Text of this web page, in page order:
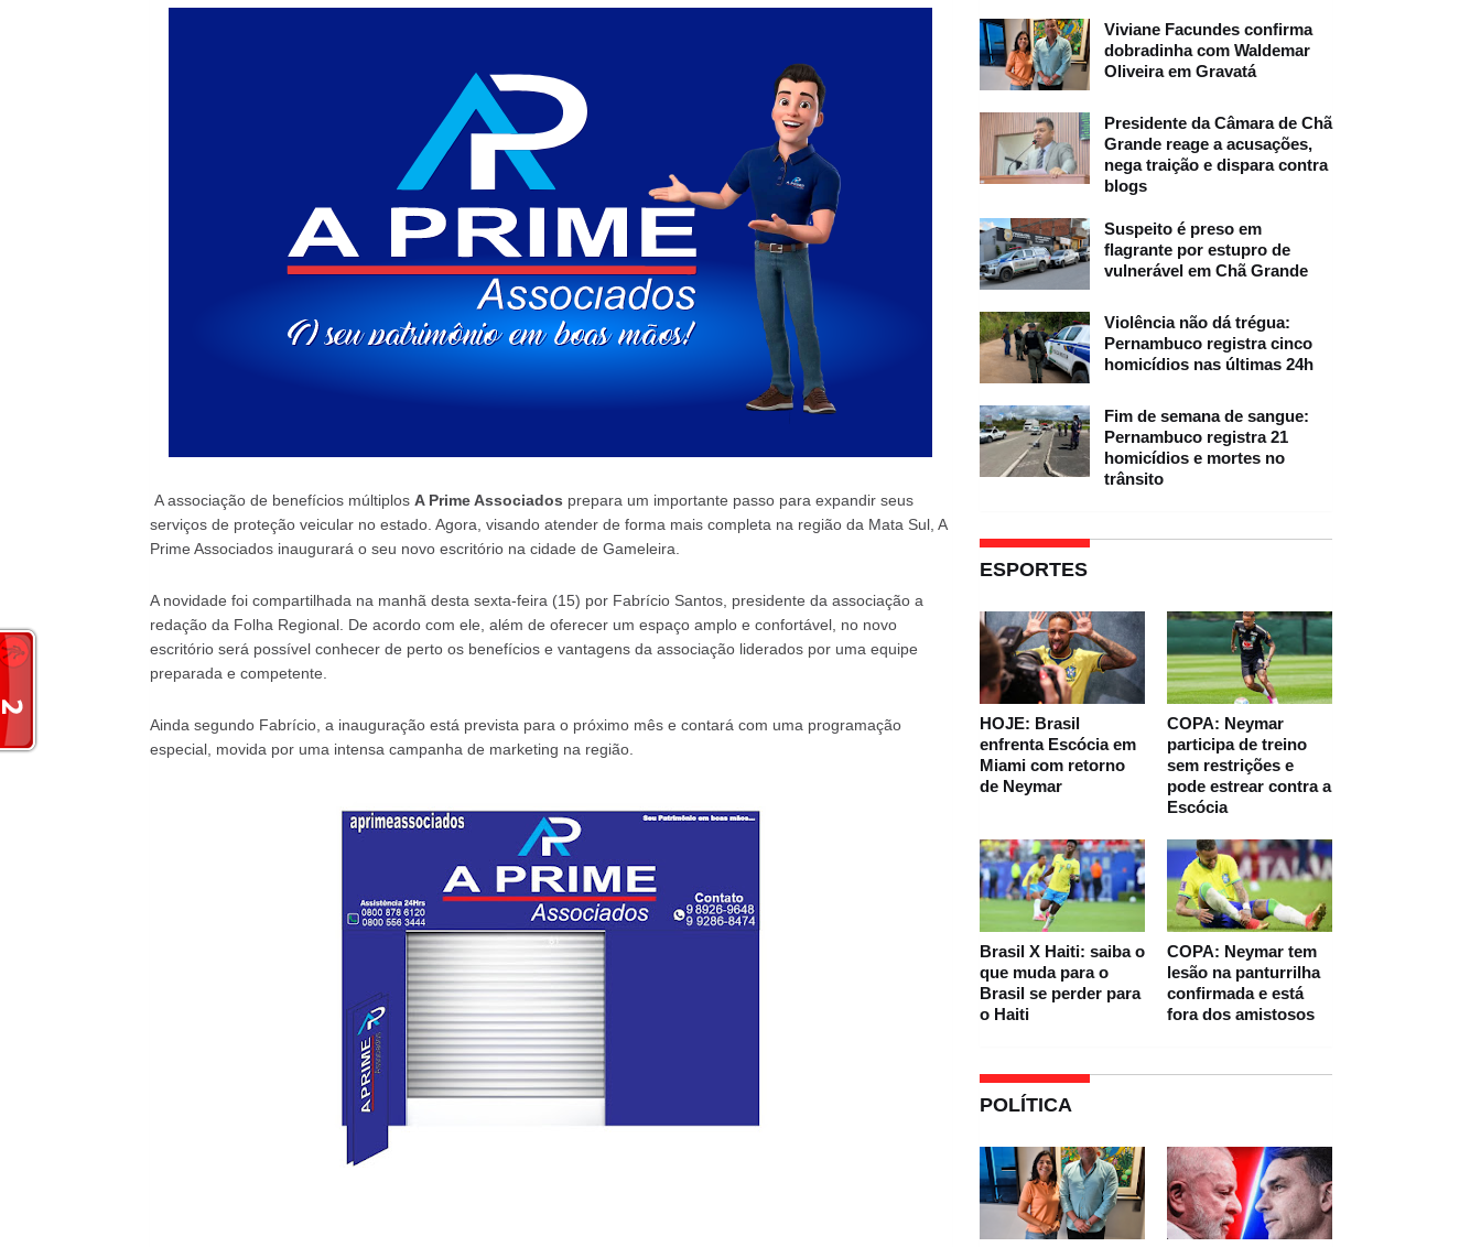
A associação de benefícios múltiplos A Prime Associados prepara um importante passo para expandir seus
serviços de proteção veicular no estado. Agora, visando atender de forma mais completa na região da Mata Sul, A
Prime Associados inaugurará o seu novo escritório na cidade de Gameleira.
A novidade foi compartilhada na manhã desta sexta-feira (15) por Fabrício Santos, presidente da associação a
redação da Folha Regional. De acordo com ele, além de oferecer um espaço amplo e confortável, no novo
escritório será possível conhecer de perto os benefícios e vantagens da associação liderados por uma equipe
preparada e competente.
Ainda segundo Fabrício, a inauguração está prevista para o próximo mês e contará com uma programação
especial, movida por uma intensa campanha de marketing na região.
Viviane Facundes confirma
dobradinha com Waldemar
Oliveira em Gravatá
Presidente da Câmara de Chã
Grande reage a acusações,
nega traição e dispara contra
blogs
Suspeito é preso em
flagrante por estupro de
vulnerável em Chã Grande
Violência não dá trégua:
Pernambuco registra cinco
homicídios nas últimas 24h
Fim de semana de sangue:
Pernambuco registra 21
homicídios e mortes no
trânsito
ESPORTES
HOJE: Brasil
enfrenta Escócia em
Miami com retorno
de Neymar
COPA: Neymar
participa de treino
sem restrições e
pode estrear contra a
Escócia
Brasil X Haiti: saiba o
que muda para o
Brasil se perder para
o Haiti
COPA: Neymar tem
lesão na panturrilha
confirmada e está
fora dos amistosos
POLÍTICA